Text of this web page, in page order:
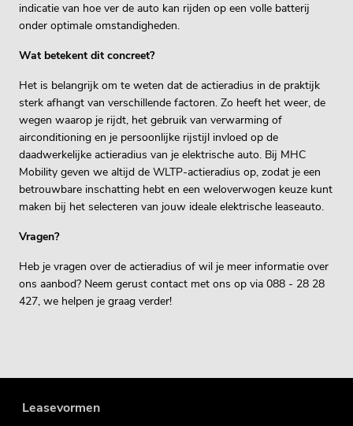
indicatie van hoe ver de auto kan rijden op een volle batterij
onder optimale omstandigheden.
Wat betekent dit concreet?
Het is belangrijk om te weten dat de actieradius in de praktijk
sterk afhangt van verschillende factoren. Zo heeft het weer, de
wegen waarop je rijdt, het gebruik van verwarming of
airconditioning en je persoonlijke rijstijl invloed op de
daadwerkelijke actieradius van je elektrische auto. Bij MHC
Mobility geven we altijd de WLTP-actieradius op, zodat je een
betrouwbare inschatting hebt en een weloverwogen keuze kunt
maken bij het selecteren van jouw ideale elektrische leaseauto.
Vragen?
Heb je vragen over de actieradius of wil je meer informatie over
ons aanbod? Neem gerust contact met ons op via 088 - 28 28
427, we helpen je graag verder!
Leasevormen